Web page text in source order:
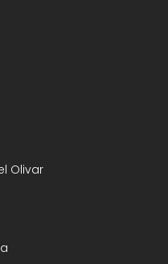
Olivar